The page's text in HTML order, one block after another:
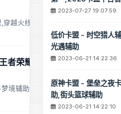
越火线卡盟
者荣耀卡盟
境辅助,血猎辅助
2023-07-27 19:07:59
低价卡盟 - 时空猎人
光遇辅助
2023-06-21 14:22:36
原神卡盟 - 堡垒之夜
助,街头篮球辅助
2023-06-21 14:22:10